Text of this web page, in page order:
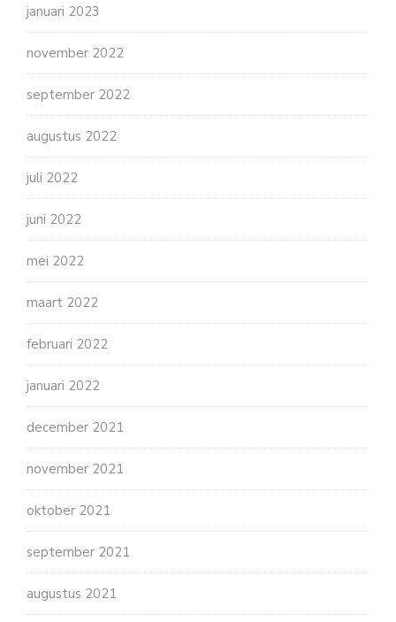
januari 2023
november 2022
september 2022
augustus 2022
juli 2022
juni 2022
mei 2022
maart 2022
februari 2022
januari 2022
december 2021
november 2021
oktober 2021
september 2021
augustus 2021